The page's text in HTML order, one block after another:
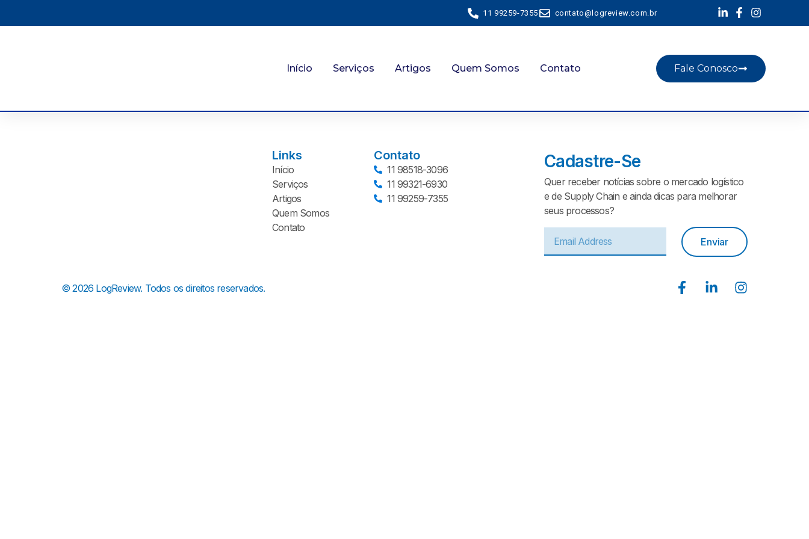
11 99259-7355 contato@logreview.com.br
Início Serviços Artigos Quem Somos Contato Fale Conosco
Links
Início
Serviços
Artigos
Quem Somos
Contato
Contato
11 98518-3096
11 99321-6930
11 99259-7355
Cadastre-Se
Quer receber notícias sobre o mercado logístico
e de Supply Chain e ainda dicas para melhorar
seus processos?
Enviar
© 2026 LogReview. Todos os direitos reservados.